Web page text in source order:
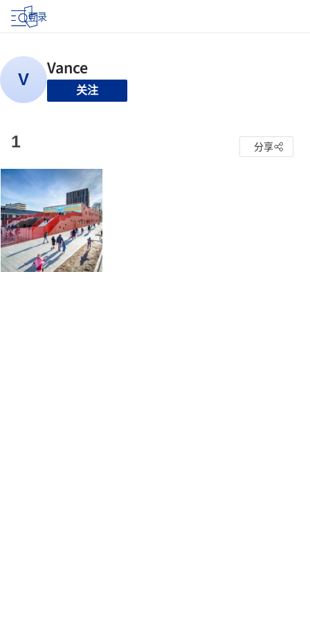
登录
关注
1 分享